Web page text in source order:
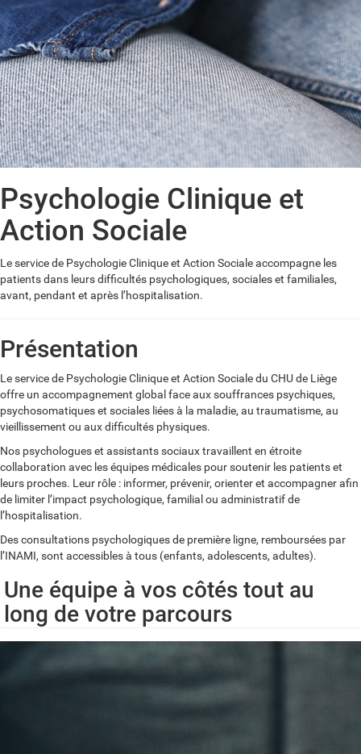
Psychologie Clinique et
Action Sociale
Le service de Psychologie Clinique et Action Sociale accompagne les
patients dans leurs difficultés psychologiques, sociales et familiales,
avant, pendant et après l’hospitalisation.
Présentation
Le service de Psychologie Clinique et Action Sociale du CHU de Liège
offre un accompagnement global face aux souffrances psychiques,
psychosomatiques et sociales liées à la maladie, au traumatisme, au
vieillissement ou aux difficultés physiques.
Nos psychologues et assistants sociaux travaillent en étroite
collaboration avec les équipes médicales pour soutenir les patients et
leurs proches. Leur rôle : informer, prévenir, orienter et accompagner afin
de limiter l’impact psychologique, familial ou administratif de
l’hospitalisation.
Des consultations psychologiques de première ligne, remboursées par
l’INAMI, sont accessibles à tous (enfants, adolescents, adultes).
Une équipe à vos côtés tout au
long de votre parcours